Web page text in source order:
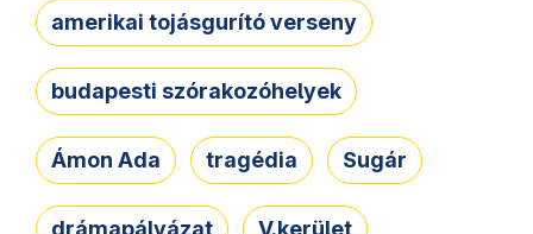
amerikai tojásgurító verseny
budapesti szórakozóhelyek
Ámon Ada tragédia Sugár
drámapályázat V.kerület